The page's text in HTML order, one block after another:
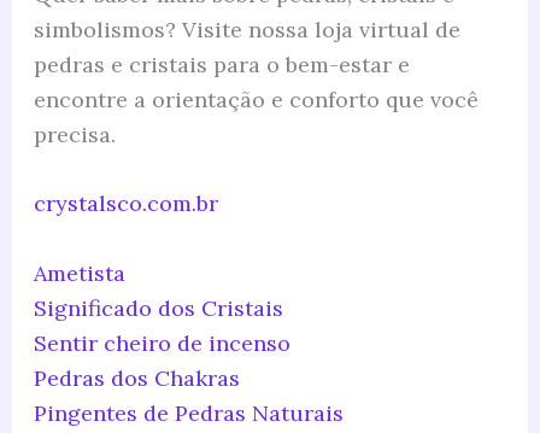
simbolismos? Visite nossa loja virtual de
pedras e cristais para o bem-estar e
encontre a orientação e conforto que você
precisa.
crystalsco.com.br
Ametista
Significado dos Cristais
Sentir cheiro de incenso
Pedras dos Chakras
Pingentes de Pedras Naturais